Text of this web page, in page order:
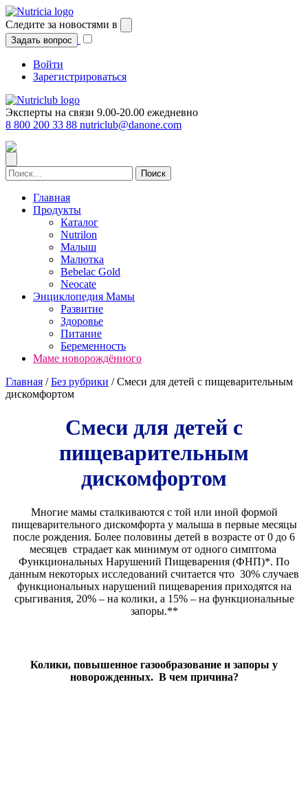
Перейти
к
содержимому
Следите за новостями в
Задать вопрос
Войти
Зарегистрироваться
Эксперты на связи 9.00-20.00 ежедневно
8 800 200 33 88 nutriclub@danone.com
Найти:
Главная
Продукты
Каталог
Nutrilon
Малыш
Малютка
Bebelac Gold
Neocate
Энциклопедия Мамы
Развитие
Здоровье
Питание
Беременность
Маме новорождённого
Главная /Без рубрики /Смеси для детей с пищеварительным
дискомфортом
Смеси для детей с
пищеварительным
дискомфортом
Многие мамы сталкиваются с той или иной формой
пищеварительного дискомфорта у малыша в первые месяцы
после рождения. Более половины детей в возрасте от 0 до 6
месяцев страдает как минимум от одного симптома
Функциональных Нарушений Пищеварения (ФНП)*. По
данным некоторых исследований считается что 30% случаев
функциональных нарушений пищеварения приходятся на
срыгивания, 20% – на колики, а 15% – на функциональные
запоры.**
Колики, повышенное газообразование и запоры у
новорожденных. В чем причина?